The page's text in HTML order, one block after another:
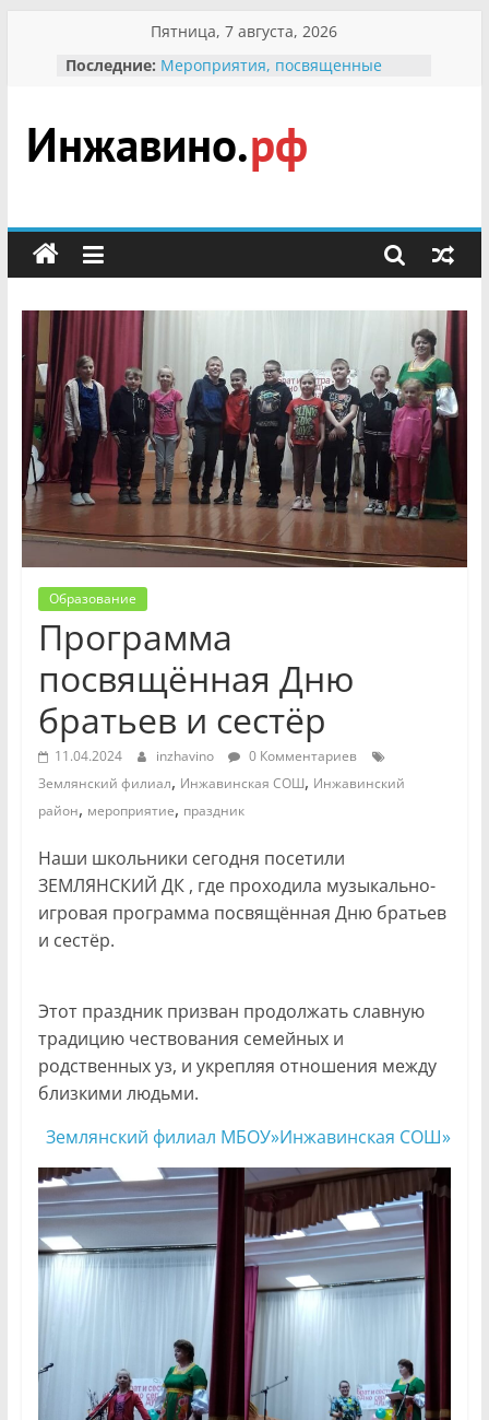
содержимому
Пятница, 7 августа, 2026
Последние: Мероприятия, посвященные
гражданин Инжавинского округа»
участнице Великой
Отечественной, фронтовичке
Безопасность в сети Интернет
мероприятии «Сохраним
первоцветы!»
заповедника родились крапчатые
суслики
Инжавино.рф
сельский
портал
Образование
Программа
посвящённая Дню
братьев и сестёр
11.04.2024 inzhavino
0 Комментариев
Землянский филиал, Инжавинская СОШ, Инжавинский
район, мероприятие, праздник
Наши школьники сегодня посетили
ЗЕМЛЯНСКИЙ ДК , где проходила музыкально-
игровая программа посвящённая Дню братьев
и сестёр.
Этот праздник призван продолжать славную
традицию чествования семейных и
родственных уз, и укрепляя отношения между
близкими людьми.
Землянский филиал МБОУ»Инжавинская СОШ»